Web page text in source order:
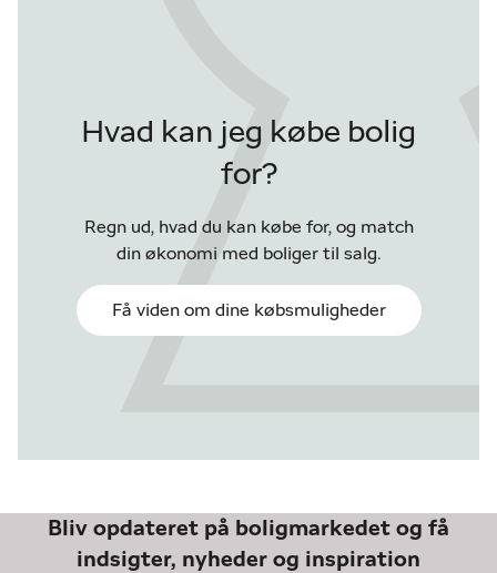
Hvad kan jeg købe bolig
for?
Regn ud, hvad du kan købe for, og match
din økonomi med boliger til salg.
Få viden om dine købsmuligheder
Bliv opdateret på boligmarkedet og få
indsigter, nyheder og inspiration